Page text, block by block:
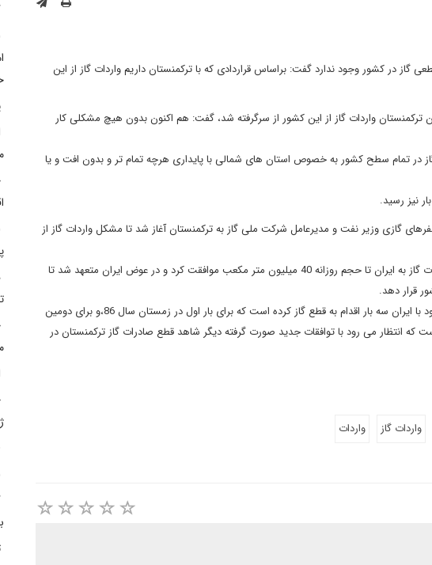
گاز در کشور وجود ندارد گفت: براساس قراردادی که با ترکمنستان داریم واردات گاز از این
ترکمنستان واردات گاز از این کشور از سرگرفته شد، گفت: هم اکنون بدون هیچ مشکلی کار
در تمام سطح کشور به خصوص استان های شمالی با پایداری هرچه تمام تر و بدون افت و یا
گازی وزیر نفت و مدیرعامل شرکت ملی گاز به ترکمنستان آغاز شد تا مشکل واردات گاز از
در جریان این سفرهای گازی ترکمنستان با درخواست افزایش صادرات گاز به ایران تا حجم روزانه 40 میلیون متر مکعب موافقت کرد و در عوض ایران متعهد شد تا
قرار دهد.
این گزارش اضافه می کند: ترکمنستان در طول مدت قرارداد گازی خود با ایران سه بار اقدام به قطع گاز کرده است که برای بار اول در زمستان سال 86،و برای دومین
انتظار می رود با توافقات جدید صورت گرفته دیگر شاهد قطع صادرات گاز ترکمنستان در
واردات گاز واردات